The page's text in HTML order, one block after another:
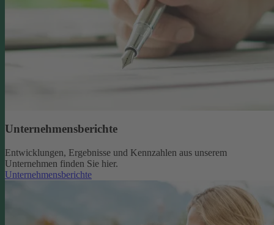
Unternehmensberichte
Entwicklungen, Ergebnisse und Kennzahlen aus unserem
Unternehmen finden Sie hier.
Unternehmensberichte